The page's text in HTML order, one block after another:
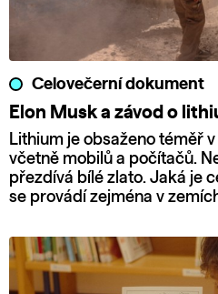
Celovečerní dokument
Elon Musk a závod o
Lithium je obsaženo téměř
včetně mobilů a počítačů.
přezdívá bílé zlato. Jaká je
se provádí zejména v